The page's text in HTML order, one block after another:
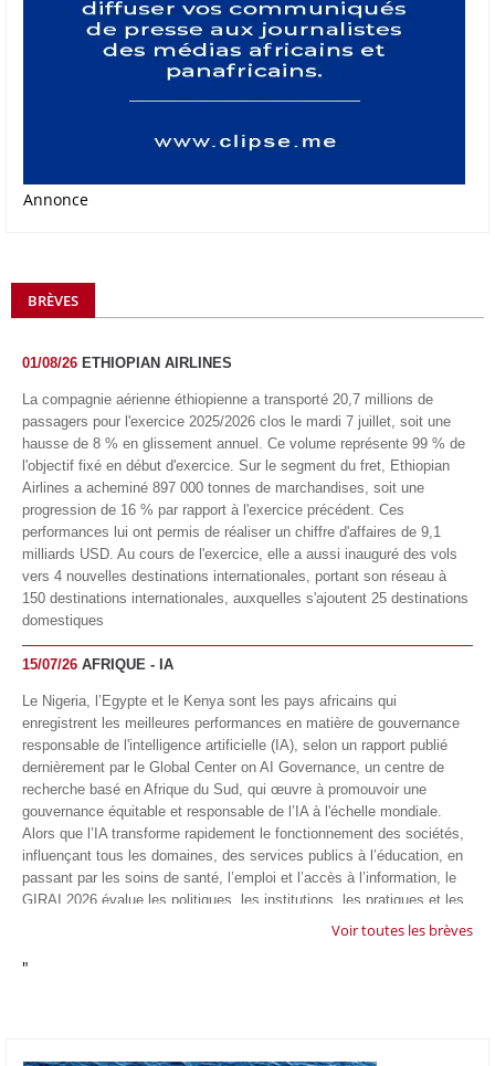
Annonce
BRÈVES
01/08/26 ETHIOPIAN AIRLINES
La compagnie aérienne éthiopienne a transporté 20,7 millions de
passagers pour l'exercice 2025/2026 clos le mardi 7 juillet, soit une
hausse de 8 % en glissement annuel. Ce volume représente 99 % de
l'objectif fixé en début d'exercice. Sur le segment du fret, Ethiopian
Airlines a acheminé 897 000 tonnes de marchandises, soit une
progression de 16 % par rapport à l'exercice précédent. Ces
performances lui ont permis de réaliser un chiffre d'affaires de 9,1
milliards USD. Au cours de l'exercice, elle a aussi inauguré des vols
vers 4 nouvelles destinations internationales, portant son réseau à
150 destinations internationales, auxquelles s'ajoutent 25 destinations
domestiques
15/07/26 AFRIQUE - IA
Le Nigeria, l’Egypte et le Kenya sont les pays africains qui
enregistrent les meilleures performances en matière de gouvernance
responsable de l'intelligence artificielle (IA), selon un rapport publié
dernièrement par le Global Center on AI Governance, un centre de
recherche basé en Afrique du Sud, qui œuvre à promouvoir une
gouvernance équitable et responsable de l’IA à l'échelle mondiale.
Alors que l’IA transforme rapidement le fonctionnement des sociétés,
influençant tous les domaines, des services publics à l’éducation, en
passant par les soins de santé, l’emploi et l’accès à l’information, le
GIRAI 2026 évalue les politiques, les institutions, les pratiques et les
conditions générales de gouvernance qui favorisent un déploiement
technologie.
Voir toutes les brèves
"